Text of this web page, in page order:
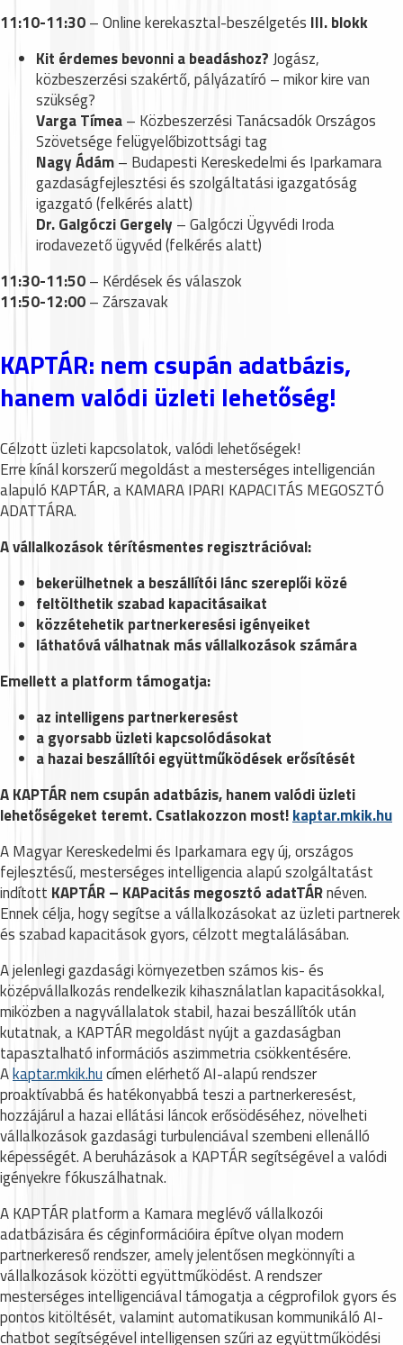
11:10-11:30– Online kerekasztal-beszélgetés III. blokk
Kit érdemes bevonni a beadáshoz?Jogász,
közbeszerzési szakértő, pályázatíró – mikor kire van
szükség?
Varga Tímea– Közbeszerzési Tanácsadók Országos
Szövetsége felügyelőbizottsági tag
Nagy Ádám– Budapesti Kereskedelmi és Iparkamara
gazdaságfejlesztési és szolgáltatási igazgatóság
igazgató (felkérés alatt)
Dr. Galgóczi Gergely– Galgóczi Ügyvédi Iroda
irodavezető ügyvéd (felkérés alatt)
11:30-11:50– Kérdések és válaszok
11:50-12:00– Zárszavak
KAPTÁR: nem csupán adatbázis,
hanem valódi üzleti lehetőség!
Célzott üzleti kapcsolatok, valódi lehetőségek!
Erre kínál korszerű megoldást a mesterséges intelligencián
alapuló KAPTÁR, a KAMARA IPARI KAPACITÁS MEGOSZTÓ
ADATTÁRA.
A vállalkozások térítésmentes regisztrációval:
bekerülhetnek a beszállítói lánc szereplői közé
feltölthetik szabad kapacitásaikat
közzétehetik partnerkeresési igényeiket
láthatóvá válhatnak más vállalkozások számára
Emellett a platform támogatja:
az intelligens partnerkeresést
a gyorsabb üzleti kapcsolódásokat
a hazai beszállítói együttműködések erősítését
A KAPTÁR nem csupán adatbázis, hanem valódi üzleti
lehetőségeket teremt. Csatlakozzon most!kaptar.mkik.hu
A Magyar Kereskedelmi és Iparkamara egy új, országos
fejlesztésű, mesterséges intelligencia alapú szolgáltatást
indított KAPTÁR – KAPacitás megosztó adatTÁRnéven.
Ennek célja, hogy segítse a vállalkozásokat az üzleti partnerek
és szabad kapacitások gyors, célzott megtalálásában.
A jelenlegi gazdasági környezetben számos kis- és
középvállalkozás rendelkezik kihasználatlan kapacitásokkal,
miközben a nagyvállalatok stabil, hazai beszállítók után
kutatnak, a KAPTÁR megoldást nyújt a gazdaságban
tapasztalható információs aszimmetria csökkentésére.
Akaptar.mkik.hucímen elérhető AI-alapú rendszer
proaktívabbá és hatékonyabbá teszi a partnerkeresést,
hozzájárul a hazai ellátási láncok erősödéséhez, növelheti
vállalkozások gazdasági turbulenciával szembeni ellenálló
képességét. A beruházások a KAPTÁR segítségével a valódi
igényekre fókuszálhatnak.
A KAPTÁR platform a Kamara meglévő vállalkozói
adatbázisára és céginformációira építve olyan modern
partnerkereső rendszer, amely jelentősen megkönnyíti a
vállalkozások közötti együttműködést. A rendszer
mesterséges intelligenciával támogatja a cégprofilok gyors és
pontos kitöltését, valamint automatikusan kommunikáló AI-
chatbot segítségével intelligensen szűri az együttműködési